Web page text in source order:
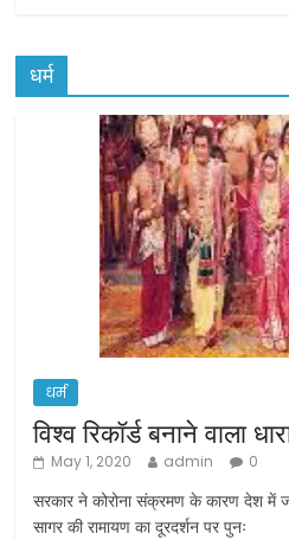
धर्म
धर्म
विश्व रिकॉर्ड बनाने वाला
May 1, 2020 admin 0
सरकार ने कोरोना संक्रमण के कारण देश में
सागर की रामायण का दूरदर्शन पर पुनः